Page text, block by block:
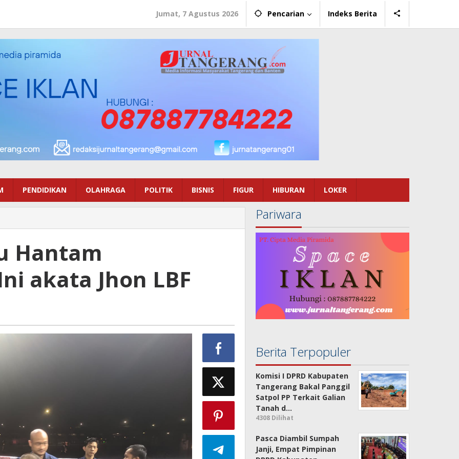
Jumat, 7 Agustus 2026 Pencarian Indeks Berita
PENDIDIKAN OLAHRAGA POLITIK BISNIS FIGUR HIBURAN LOKER
Hantam
akata Jhon LBF
Pariwara
Berita Terpopuler
Komisi I DPRD Kabupaten
Tangerang Bakal Panggil
Satpol PP Terkait Galian
Tanah d…
4308 Dilihat
Pasca Diambil Sumpah
Janji, Empat Pimpinan